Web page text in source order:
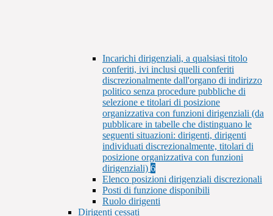
Incarichi dirigenziali, a qualsiasi titolo
conferiti, ivi inclusi quelli conferiti
discrezionalmente dall'organo di indirizzo
politico senza procedure pubbliche di
selezione e titolari di posizione
organizzativa con funzioni dirigenziali (da
pubblicare in tabelle che distinguano le
seguenti situazioni: dirigenti, dirigenti
individuati discrezionalmente, titolari di
posizione organizzativa con funzioni
dirigenziali) 6
Elenco posizioni dirigenziali discrezionali
Posti di funzione disponibili
Ruolo dirigenti
Dirigenti cessati